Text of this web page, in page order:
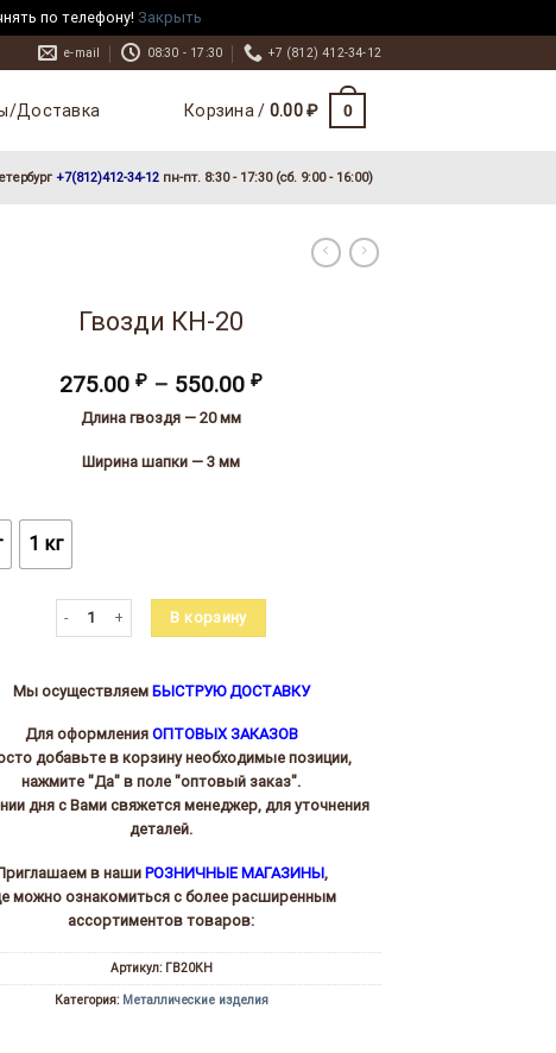
по телефону! Закрыть
e-mail 08:30 - 17:30 +7 (812) 412-34-12
Доставка Корзина / 0.00₽ 0
+7(812)412-34-12 пн-пт. 8:30 - 17:30 (сб. 9:00 - 16:00)
Гвозди КН-20
275.00₽ – 550.00₽Диапазон
Длина гвоздя — 20 мм
Ширина шапки — 3 мм
1 кг
Количество товара Гвозди КН-20
В корзину
Мы осуществляем БЫСТРУЮ ДОСТАВКУ
Для оформления ОПТОВЫХ ЗАКАЗОВ
добавьте в корзину необходимые позиции,
нажмите "Да" в поле "оптовый заказ".
дня с Вами свяжется менеджер, для уточнения
деталей.
в наши РОЗНИЧНЫЕ МАГАЗИНЫ,
можно ознакомиться с более расширенным
ассортиментов товаров:
Артикул: ГВ20КН
Категория: Металлические изделия